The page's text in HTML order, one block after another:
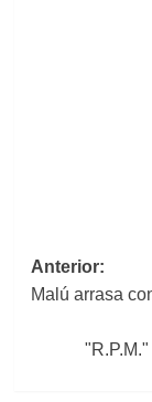
de
Anterior:
Malú arrasa